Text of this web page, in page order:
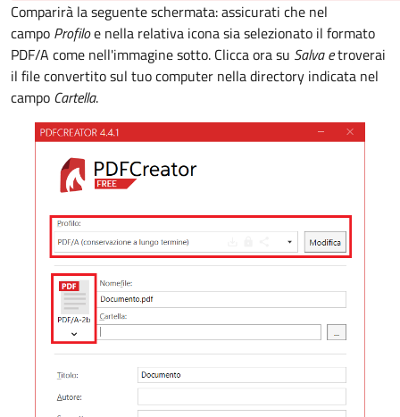
Comparirà la seguente schermata: assicurati che nel
campo Profiloe nella relativa icona sia selezionato il formato
PDF/A come nell'immagine sotto. Clicca ora su Salva etroverai
il file convertito sul tuo computer nella directory indicata nel
campo Cartella.